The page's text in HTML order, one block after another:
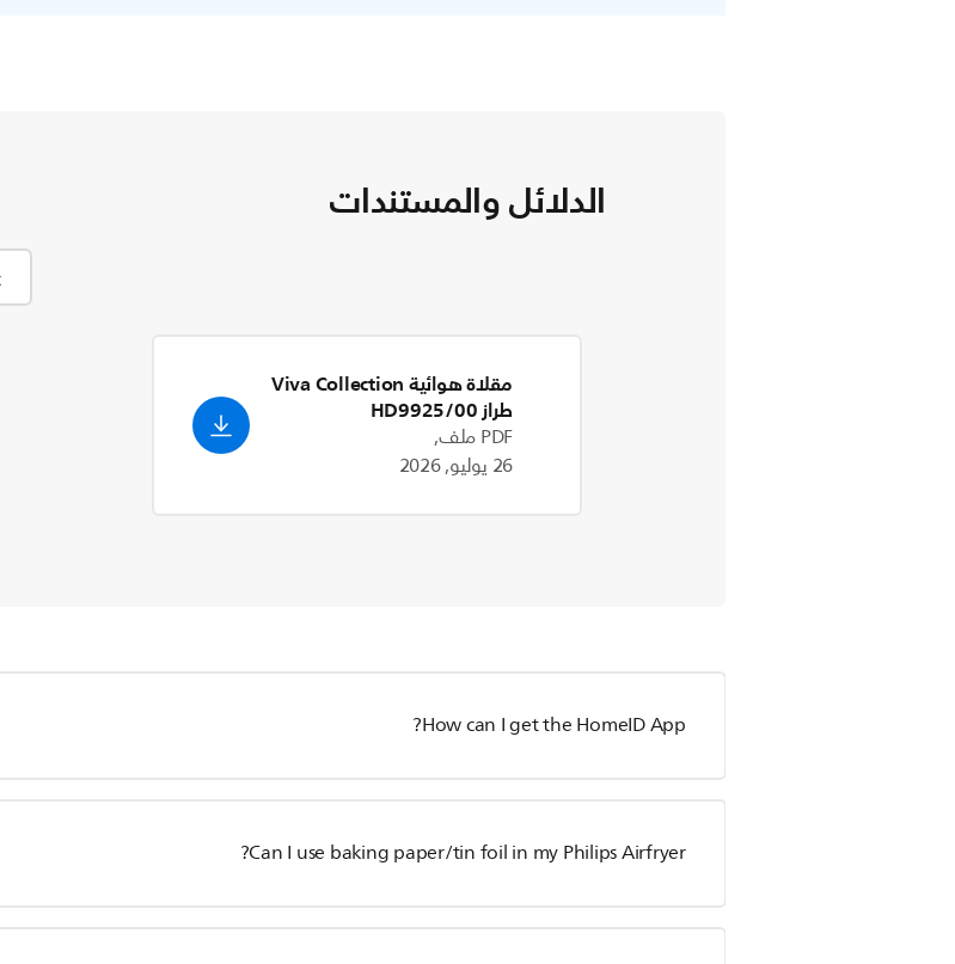
الدلائل والمستندات
مقلاة هوائية Viva Collection
طراز HD9925/00
PDF ملف,
26 يوليو, 2026
How can I get the HomeID App?
Can I use baking paper/tin foil in my Philips Airfryer?